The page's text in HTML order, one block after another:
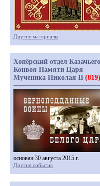
Другие материалы
Хопёрский отдел Казачьего
Конвоя Памяти Царя
Мученика Николая II (819)
основан 30 августа 2015 г.
Другие события